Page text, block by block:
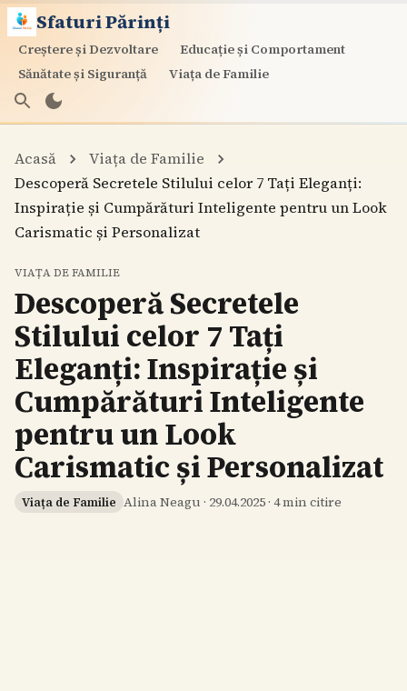
Sfaturi Părinți
Creștere și Dezvoltare
Educație și Comportament
Sănătate și Siguranță
Viața de Familie
Acasă
Viața de Familie
Descoperă Secretele Stilului celor 7 Tați Eleganți:
Inspirație și Cumpărături Inteligente pentru un Look
Carismatic și Personalizat
VIAȚA DE FAMILIE
Descoperă Secretele
Stilului celor 7 Tați
Eleganți: Inspirație și
Cumpărături Inteligente
pentru un Look
Carismatic și Personalizat
Viața de Familie Alina Neagu · 29.04.2025 · 4min citire